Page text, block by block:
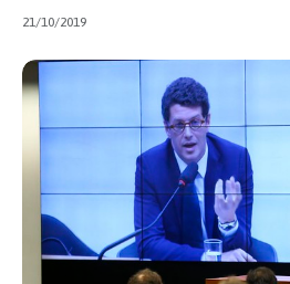
21/10/2019